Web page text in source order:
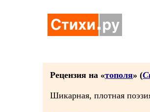
Рецензия на «тополя» (
Шикарная, плотная